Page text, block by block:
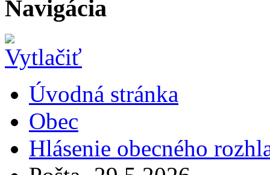
Navigácia
Úvodná stránka
Obec
Hlásenie obecného